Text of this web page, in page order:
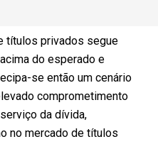
títulos privados segue
do esperado e
se então um cenário
comprometimento
da dívida,
no mercado de títulos